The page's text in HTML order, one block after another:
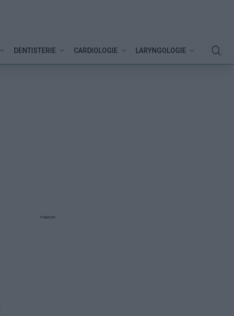
DENTISTERIE CARDIOLOGIE LARYNGOLOGIE
Publicité: